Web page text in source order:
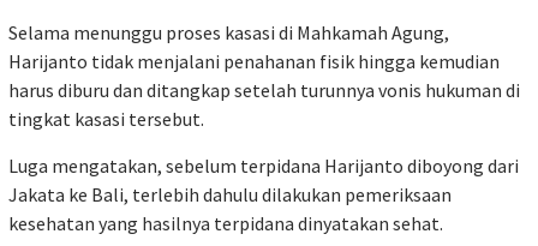
Selama menunggu proses kasasi di Mahkamah Agung,
Harijanto tidak menjalani penahanan fisik hingga kemudian
harus diburu dan ditangkap setelah turunnya vonis hukuman di
tingkat kasasi tersebut.
Luga mengatakan, sebelum terpidana Harijanto diboyong dari
Jakata ke Bali, terlebih dahulu dilakukan pemeriksaan
kesehatan yang hasilnya terpidana dinyatakan sehat.